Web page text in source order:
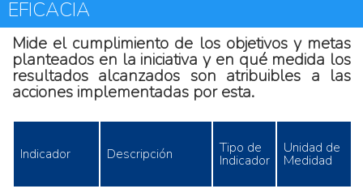
EFICACIA
Mide el cumplimiento de los objetivos y metas
planteados en la iniciativa y en qué medida los
resultados alcanzados son atribuibles a las
acciones implementadas por esta.
Indicador Descripción Tipo de
Indicador
Unidad de
Medidad